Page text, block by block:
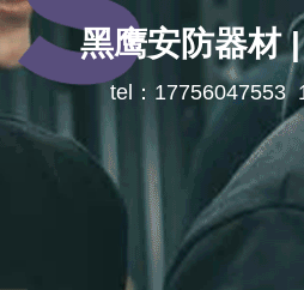
黑鹰安防器材
tel：17756047553